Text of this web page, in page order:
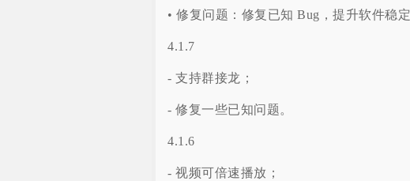
• 修复问题：修复已知 Bug，提升软件稳
4.1.7
- 支持群接龙；
- 修复一些已知问题。
4.1.6
- 视频可倍速播放；